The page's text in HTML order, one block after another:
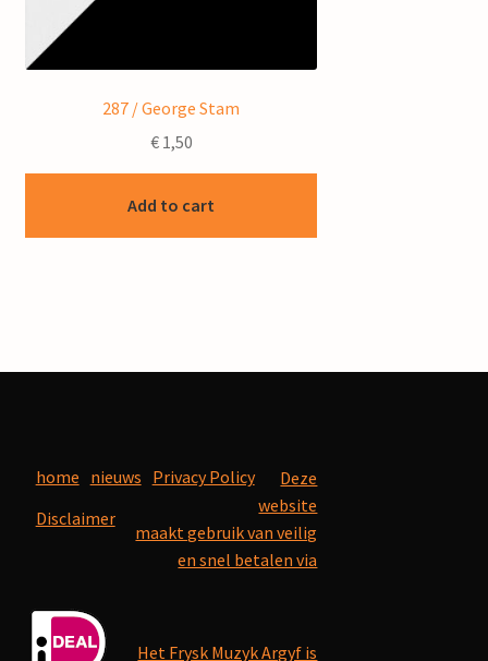
287 / George Stam
€1,50
Add to cart
home nieuws Privacy Policy
Disclaimer
Deze
website
maakt gebruik van veilig
en snel betalen via
Het Frysk Muzyk Argyf is